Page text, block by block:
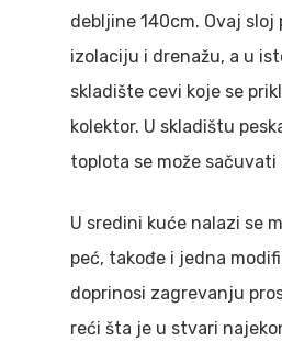
debljine 140cm. Ovaj sloj
izolaciju i drenažu, a u
skladište cevi koje se
kolektor. U skladištu
toplota se može
U sredini kuće nalazi se
peć, takođe i jedna
doprinosi zagrevanju
reći šta je u stvari